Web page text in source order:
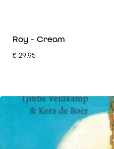
Roy – Cream
€ 29,95